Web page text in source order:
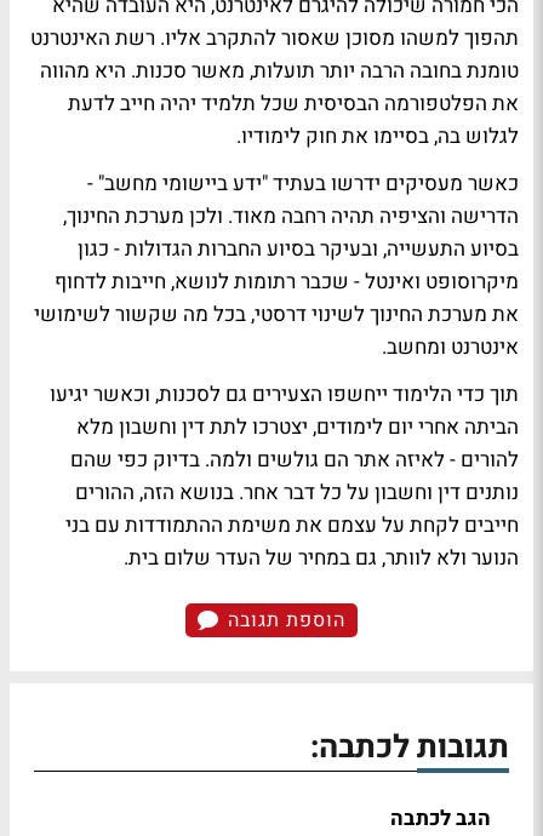
תהפוך למשהו מסוכן שאסור להתקרב אליו. רשת האינטרנט
טומנת בחובה הרבה יותר תועלות, מאשר סכנות. היא מהווה
את הפלטפורמה הבסיסית שכל תלמיד יהיה חייב לדעת
לגלוש בה, בסיימו את חוק לימודיו.
כאשר מעסיקים ידרשו בעתיד "ידע ביישומי מחשב" -
הדרישה והציפיה תהיה רחבה מאוד. ולכן מערכת החינוך,
בסיוע התעשייה, ובעיקר בסיוע החברות הגדולות - כגון
מיקרוסופט ואינטל - שכבר רתומות לנושא, חייבות לדחוף
את מערכת החינוך לשינוי דרסטי, בכל מה שקשור לשימושי
אינטרנט ומחשב.
תוך כדי הלימוד ייחשפו הצעירים גם לסכנות, וכאשר יגיעו
הביתה אחרי יום לימודים, יצטרכו לתת דין וחשבון מלא
להורים - לאיזה אתר הם גולשים ולמה. בדיוק כפי שהם
נותנים דין וחשבון על כל דבר אחר. בנושא הזה, ההורים
חייבים לקחת על עצמם את משימת ההתמודדות עם בני
הנוער ולא לוותר, גם במחיר של העדר שלום בית.
הוספת תגובה
תגובות לכתבה:
הגב לכתבה